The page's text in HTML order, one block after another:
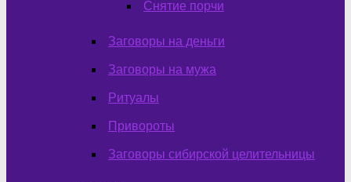
Снятие порчи
Заговоры на деньги
Заговоры на мужа
Ритуалы
Привороты
Заговоры сибирской целительницы